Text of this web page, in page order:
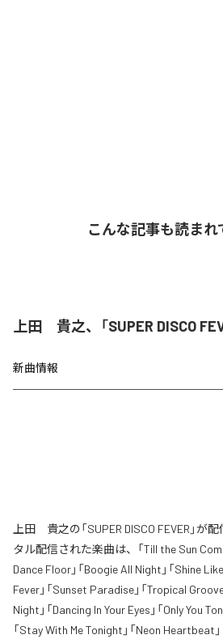
こんな記事も読まれ
上田 貴之、「SUPER DISCO
新曲情報
上田 貴之の「SUPER DISCO FEVER」が
タル配信された楽曲は、「Till the Sun
Dance Floor」「Boogie All Night」「Shine
Fever」「Sunset Paradise」「Tropical
Night」「Dancing In Your Eyes」「Only You
「Stay With Me Tonight」「Neon Heartbeat